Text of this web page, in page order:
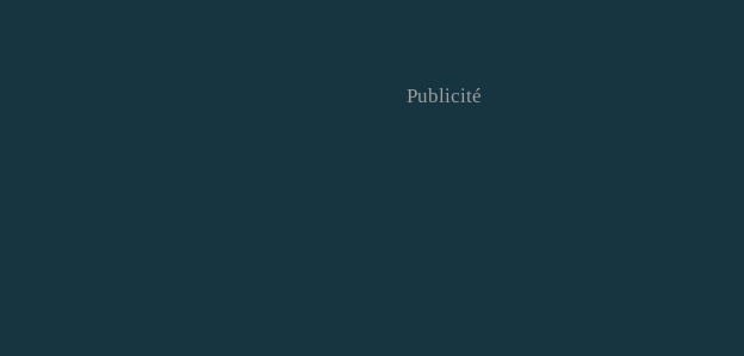
Publicité